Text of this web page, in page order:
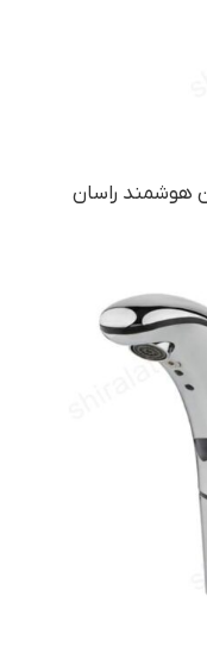
هوشمند راسان